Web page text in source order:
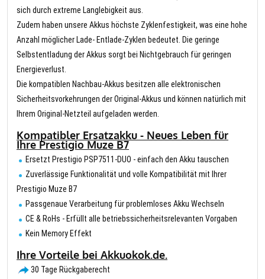
sich durch extreme Langlebigkeit aus.
Zudem haben unsere Akkus höchste Zyklenfestigkeit, was eine hohe
Anzahl möglicher Lade- Entlade-Zyklen bedeutet. Die geringe
Selbstentladung der Akkus sorgt bei Nichtgebrauch für geringen
Energieverlust.
Die kompatiblen Nachbau-Akkus besitzen alle elektronischen
Sicherheitsvorkehrungen der Original-Akkus und können natürlich mit
Ihrem Original-Netzteil aufgeladen werden.
Kompatibler Ersatzakku - Neues Leben für
Ihre Prestigio Muze B7
Ersetzt Prestigio PSP7511-DUO - einfach den Akku tauschen
Zuverlässige Funktionalität und volle Kompatibilität mit Ihrer
Prestigio Muze B7
Passgenaue Verarbeitung für problemloses Akku Wechseln
CE & RoHs - Erfüllt alle betriebssicherheitsrelevanten Vorgaben
Kein Memory Effekt
Ihre Vorteile bei Akkuokok.de.
30 Tage Rückgaberecht